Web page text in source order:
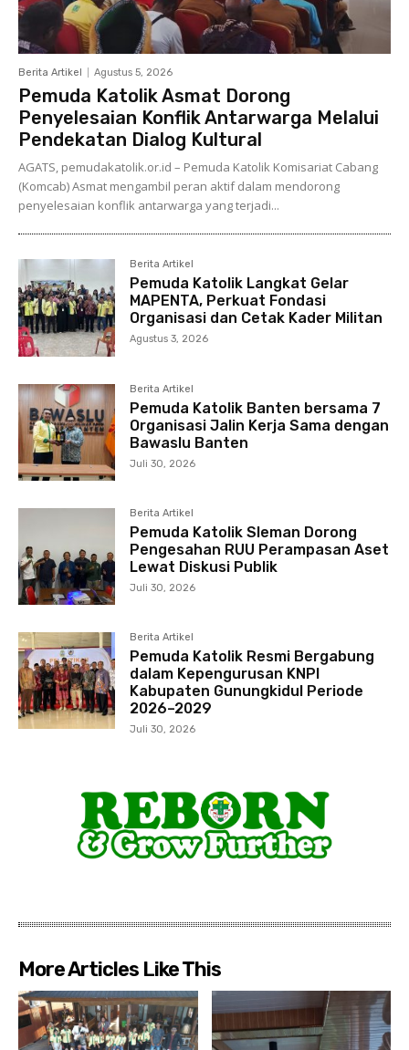
Berita Artikel Agustus 5, 2026
Pemuda Katolik Asmat Dorong
Penyelesaian Konflik Antarwarga Melalui
Pendekatan Dialog Kultural
AGATS, pemudakatolik.or.id – Pemuda Katolik Komisariat Cabang
(Komcab) Asmat mengambil peran aktif dalam mendorong
penyelesaian konflik antarwarga yang terjadi...
Berita Artikel
Pemuda Katolik Langkat Gelar
MAPENTA, Perkuat Fondasi
Organisasi dan Cetak Kader Militan
Agustus 3, 2026
Berita Artikel
Pemuda Katolik Banten bersama 7
Organisasi Jalin Kerja Sama dengan
Bawaslu Banten
Juli 30, 2026
Berita Artikel
Pemuda Katolik Sleman Dorong
Pengesahan RUU Perampasan Aset
Lewat Diskusi Publik
Juli 30, 2026
Berita Artikel
Pemuda Katolik Resmi Bergabung
dalam Kepengurusan KNPI
Kabupaten Gunungkidul Periode
2026–2029
Juli 30, 2026
More Articles Like This